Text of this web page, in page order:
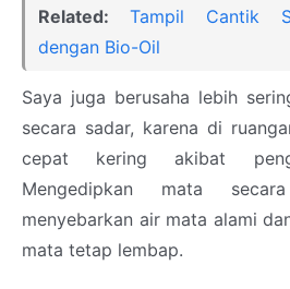
Related: Tampil Cantik
dengan Bio-Oil
Saya juga berusaha lebih
secara sadar, karena di
cepat kering akibat
Mengedipkan mata
menyebarkan air mata alami
mata tetap lembap.